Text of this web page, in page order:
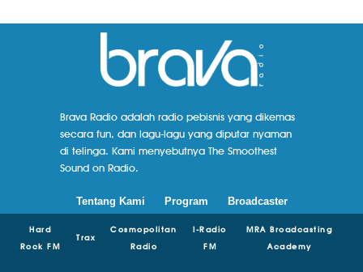
Brava Radio adalah radio pebisnis yang dikemas
secara fun, dan lagu-lagu yang diputar nyaman
di telinga. Kami menyebutnya The Smoothest
Sound on Radio.
Tentang Kami Program Broadcaster
Hard
Rock FM
Trax
Cosmopolitan
Radio
I-Radio
FM
MRA Broadcasting
Academy